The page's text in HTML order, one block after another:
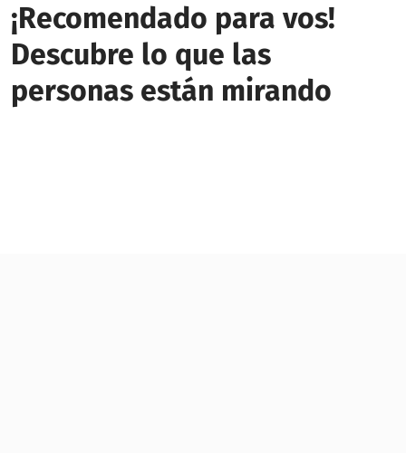
¡Recomendado para vos!
Descubre lo que las
personas están mirando